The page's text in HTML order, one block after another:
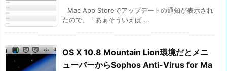
Mac App Storeでアップデートの通知が表示され
たので、「あぁそういえば ...
OS X 10.8 Mountain Lion環境だとメニ
ューバーからSophos Anti-Virus for Ma